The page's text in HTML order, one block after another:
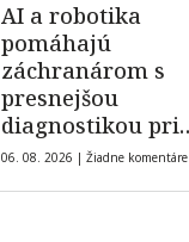
AI a robotika
pomáhajú
záchranárom s
presnejšou
diagnostikou pri
zásahoch
06. 08. 2026 | Žiadne komentáre